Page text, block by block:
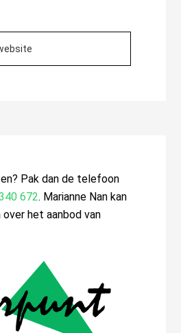
Pak dan de telefoon
672. Marianne Nan kan
het aanbod van